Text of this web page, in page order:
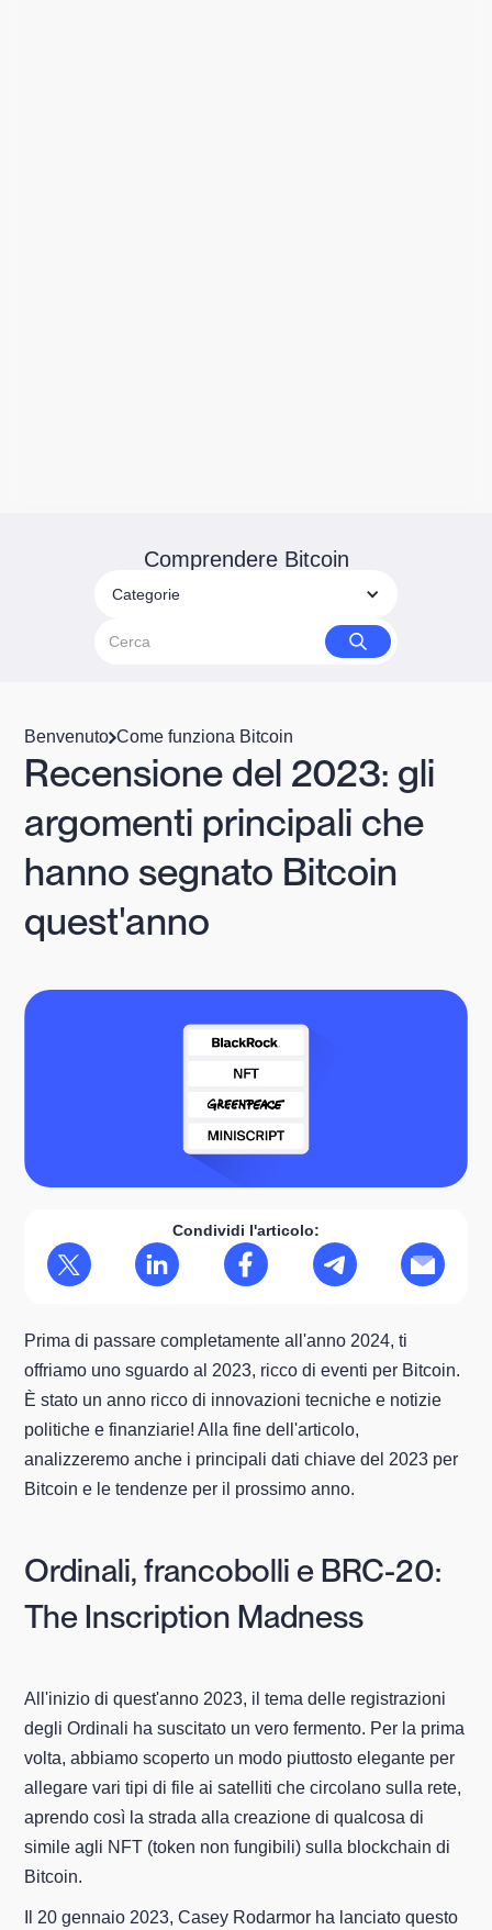
Comprendere Bitcoin
Categorie
Benvenuto Come funziona Bitcoin
Recensione del 2023: gli
argomenti principali che
hanno segnato Bitcoin
quest'anno
Condividi l'articolo:
Prima di passare completamente all'anno 2024, ti
offriamo uno sguardo al 2023, ricco di eventi per Bitcoin.
È stato un anno ricco di innovazioni tecniche e notizie
politiche e finanziarie! Alla fine dell'articolo,
analizzeremo anche i principali dati chiave del 2023 per
Bitcoin e le tendenze per il prossimo anno.
Ordinali, francobolli e BRC-20:
The Inscription Madness
All'inizio di quest'anno 2023, il tema delle registrazioni
degli Ordinali ha suscitato un vero fermento. Per la prima
volta, abbiamo scoperto un modo piuttosto elegante per
allegare vari tipi di file ai satelliti che circolano sulla rete,
aprendo così la strada alla creazione di qualcosa di
simile agli NFT (token non fungibili) sulla blockchain di
Bitcoin.
Il 20 gennaio 2023, Casey Rodarmor ha lanciato questo